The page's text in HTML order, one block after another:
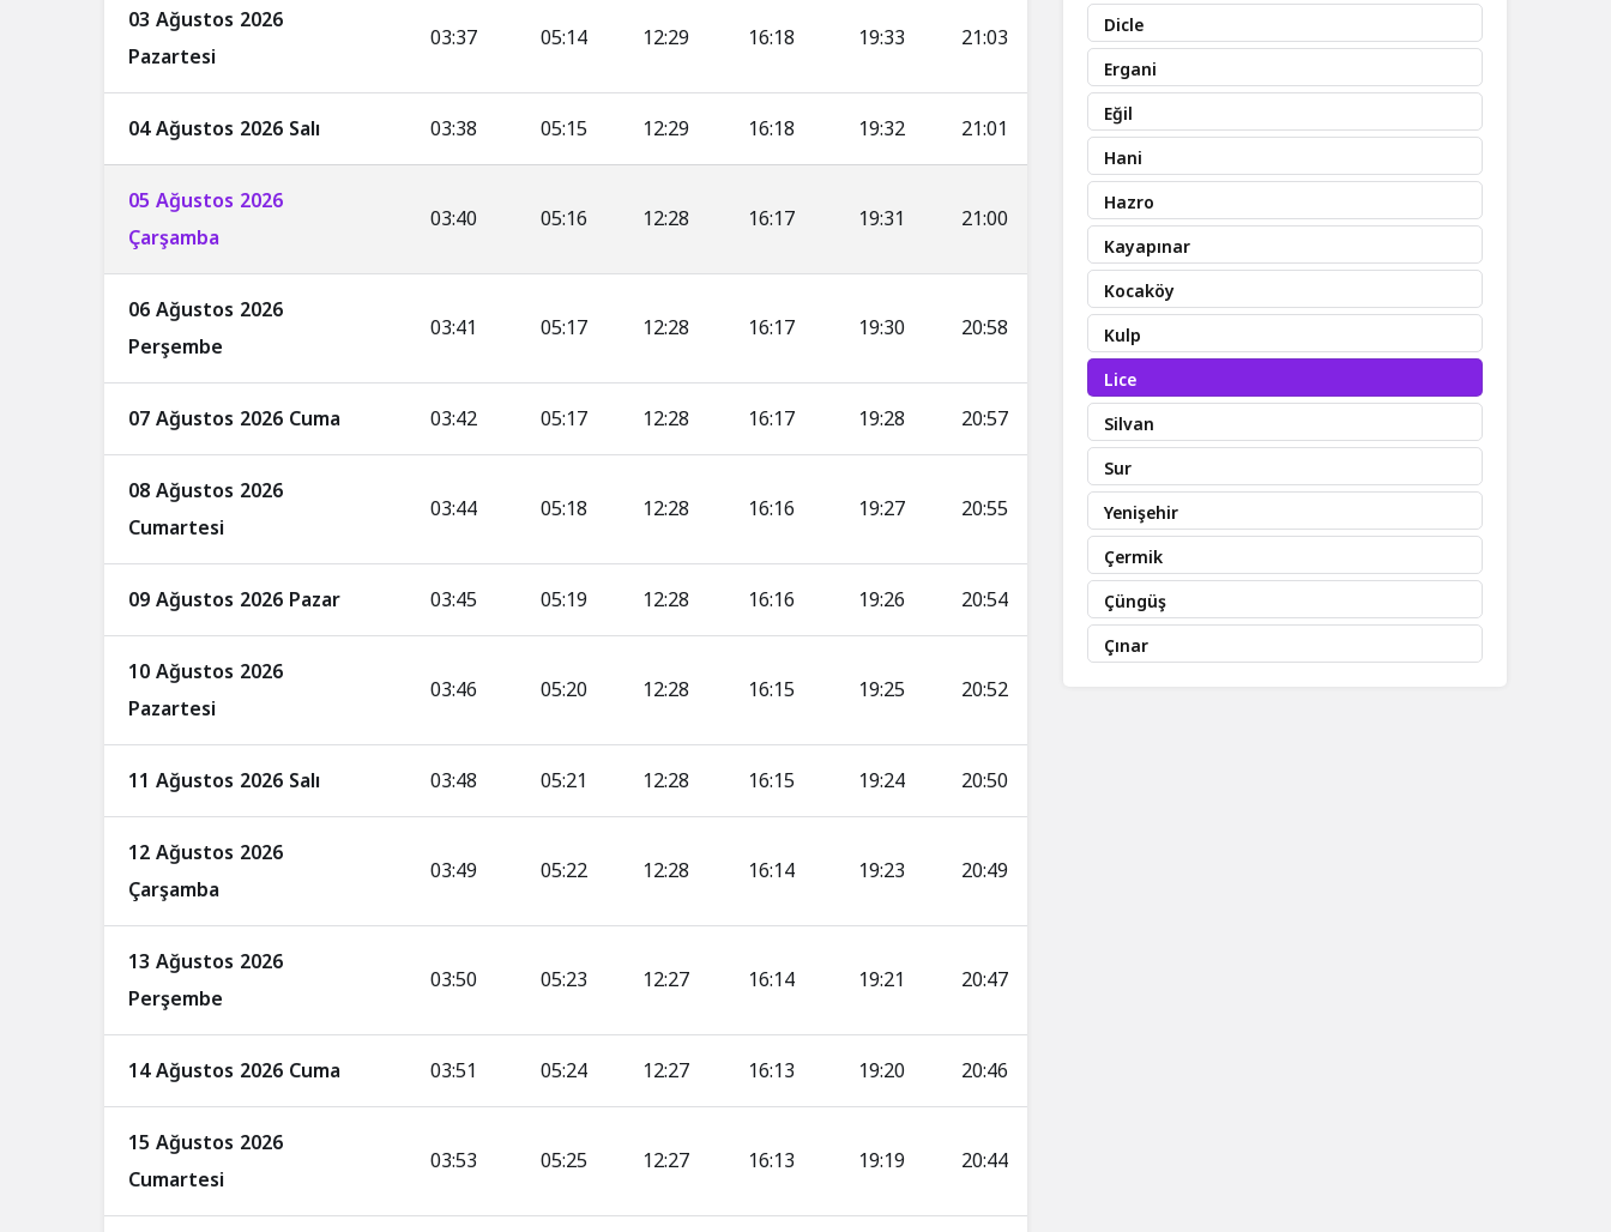
03 Ağustos 2026
Pazartesi
03:37 05:14 12:29 16:18 19:33 21:03
04 Ağustos 2026 Salı 03:38 05:15 12:29 16:18 19:32
21:01
05 Ağustos 2026
Çarşamba
03:40 05:16 12:28 16:17 19:31 21:00
06 Ağustos 2026
Perşembe
03:41 05:17 12:28 16:17 19:30 20:58
07 Ağustos 2026 Cuma 03:42 05:17 12:28 16:17 19:28
20:57
08 Ağustos 2026
Cumartesi
03:44 05:18 12:28 16:16 19:27 20:55
09 Ağustos 2026 Pazar 03:45 05:19 12:28 16:16 19:26
20:54
10 Ağustos 2026
Pazartesi
03:46 05:20 12:28 16:15 19:25 20:52
11 Ağustos 2026 Salı 03:48 05:21 12:28 16:15 19:24
20:50
12 Ağustos 2026
Çarşamba
03:49 05:22 12:28 16:14 19:23 20:49
13 Ağustos 2026
Perşembe
03:50 05:23 12:27 16:14 19:21 20:47
14 Ağustos 2026 Cuma 03:51 05:24 12:27 16:13 19:20
20:46
15 Ağustos 2026
Cumartesi
03:53 05:25 12:27 16:13 19:19 20:44
Dicle
Ergani
Eğil
Hani
Hazro
Kayapınar
Kocaköy
Kulp
Lice
Silvan
Sur
Yenişehir
Çermik
Çüngüş
Çınar